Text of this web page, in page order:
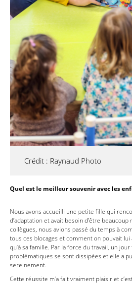
Crédit : Raynaud Photo
Quel est le meilleur souvenir avec les
Nous avons accueilli une petite fille qui
d’adaptation et avait besoin d’être beaucoup
collègues, nous avions passé du temps à
tous ces blocages et comment on pouvait
qu’à sa famille. Par la force du travail, un
problématiques se sont dissipées et elle a
sereinement.
Cette réussite m’a fait vraiment plaisir et